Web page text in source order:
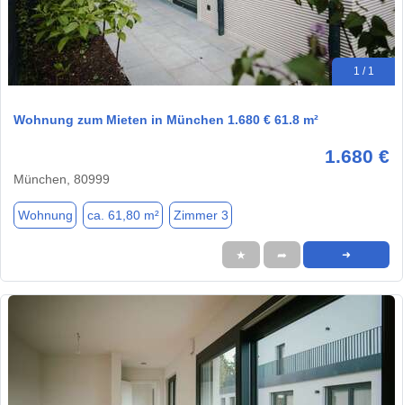
1 / 1
Wohnung zum Mieten in München 1.680 € 61.8 m²
1.680 €
München, 80999
Wohnung ca. 61,80 m² Zimmer 3
★ ➦ ➜